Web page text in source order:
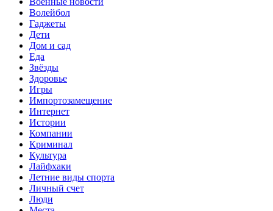
Волейбол
Гаджеты
Дети
Дом и сад
Еда
Звёзды
Здоровье
Игры
Импортозамещение
Интернет
Истории
Компании
Криминал
Культура
Лайфхаки
Летние виды спорта
Личный счет
Люди